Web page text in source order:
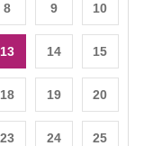
8 9 10
13 14 15
18 19 20
23 24 25